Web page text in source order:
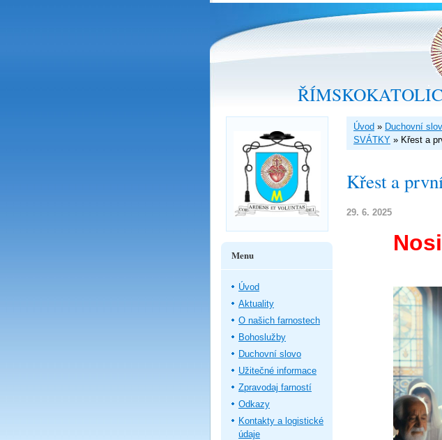
Úvod » Duchovní
SVÁTKY » Křest a
Křest a
29. 6. 2025
Menu
Úvod
Aktuality
O našich farnostech
Bohoslužby
Duchovní slovo
Užitečné informace
Zpravodaj farností
Odkazy
Kontakty a logistické
údaje